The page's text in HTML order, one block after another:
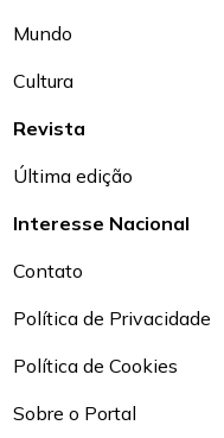
Mundo
Cultura
Revista
Última edição
Interesse Nacional
Contato
Política de Privacidade
Política de Cookies
Sobre o Portal